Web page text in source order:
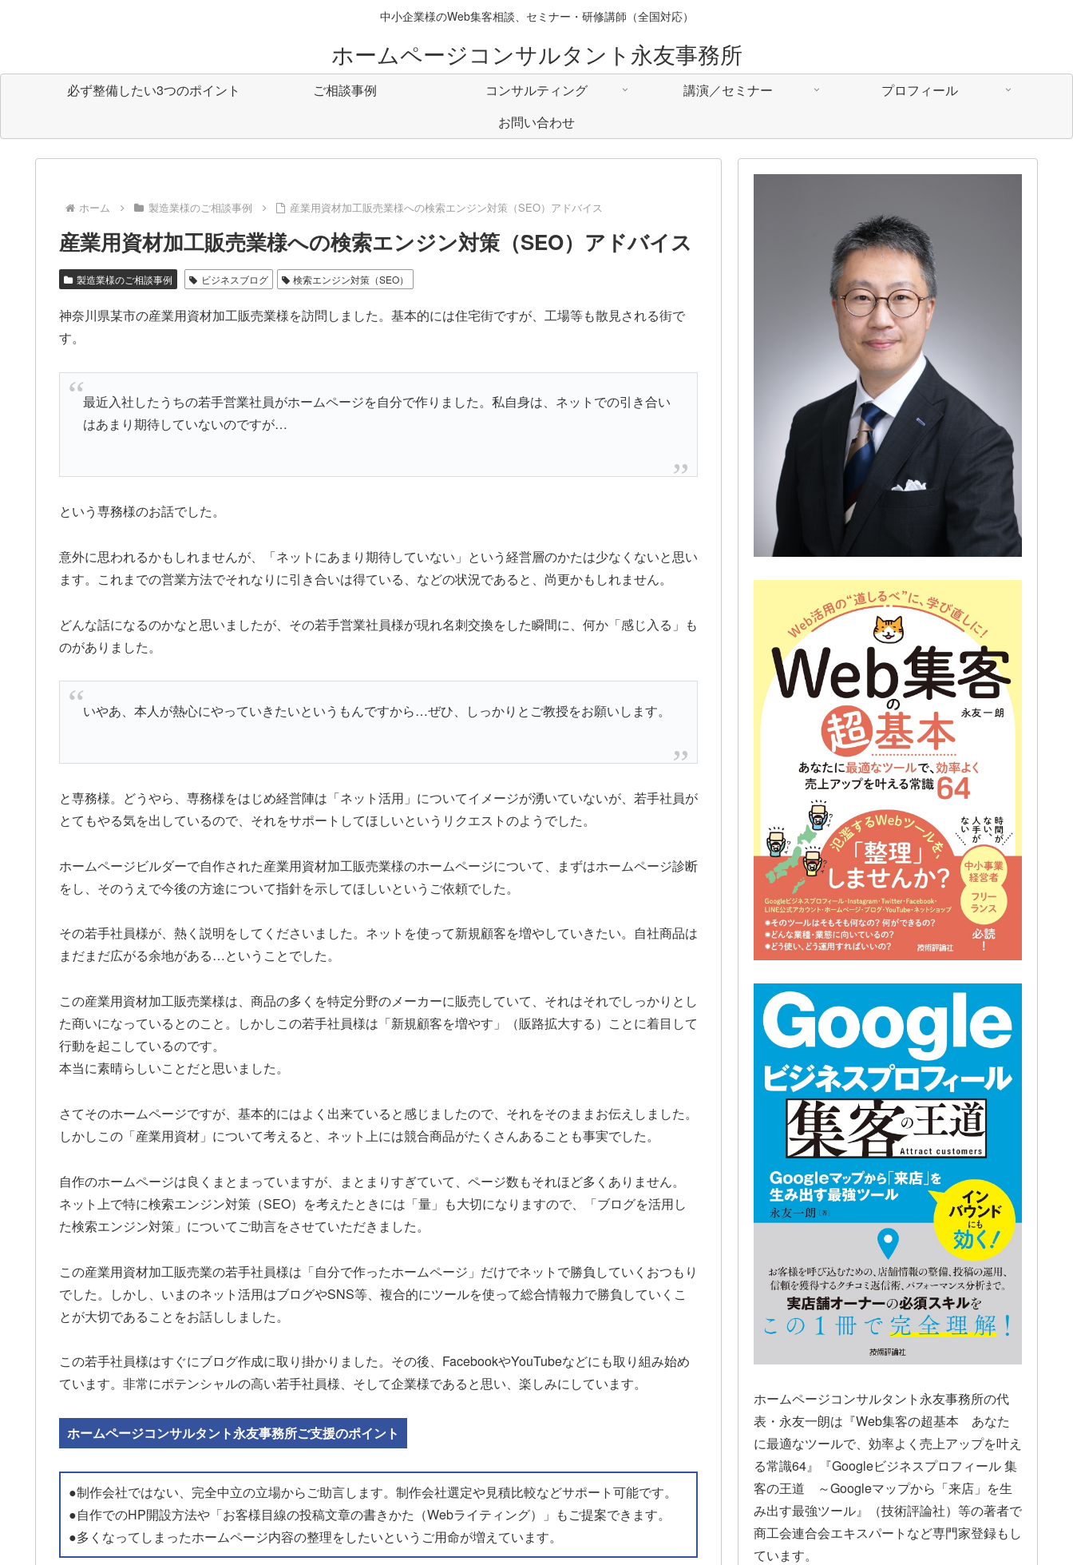
中小企業様のWeb集客相談、セミナー・研修講師（全国対応）
ホームページコンサルタント永友事務所
必ず整備したい3つのポイント ご相談事例 コンサルティング 講演／セミナー
プロフィール
お問い合わせ
ホーム 製造業様のご相談事例 産業用資材加工販売業様への検索エンジン対策（SEO）アドバイス
産業用資材加工販売業様への検索エンジン対策（SEO）アドバイス
製造業様のご相談事例 ビジネスブログ 検索エンジン対策（SEO）
神奈川県某市の産業用資材加工販売業様を訪問しました。基本的には住宅街ですが、工場等も散見される街で
す。
最近入社したうちの若手営業社員がホームページを自分で作りました。私自身は、ネットでの引き合い
はあまり期待していないのですが…
という専務様のお話でした。
意外に思われるかもしれませんが、「ネットにあまり期待していない」という経営層のかたは少なくないと思い
ます。これまでの営業方法でそれなりに引き合いは得ている、などの状況であると、尚更かもしれません。
どんな話になるのかなと思いましたが、その若手営業社員様が現れ名刺交換をした瞬間に、何か「感じ入る」も
のがありました。
いやあ、本人が熱心にやっていきたいというもんですから…ぜひ、しっかりとご教授をお願いします。
と専務様。どうやら、専務様をはじめ経営陣は「ネット活用」についてイメージが湧いていないが、若手社員が
とてもやる気を出しているので、それをサポートしてほしいというリクエストのようでした。
ホームページビルダーで自作された産業用資材加工販売業様のホームページについて、まずはホームページ診断
をし、そのうえで今後の方途について指針を示してほしいというご依頼でした。
その若手社員様が、熱く説明をしてくださいました。ネットを使って新規顧客を増やしていきたい。自社商品は
まだまだ広がる余地がある…ということでした。
この産業用資材加工販売業様は、商品の多くを特定分野のメーカーに販売していて、それはそれでしっかりとし
た商いになっているとのこと。しかしこの若手社員様は「新規顧客を増やす」（販路拡大する）ことに着目して
行動を起こしているのです。
本当に素晴らしいことだと思いました。
さてそのホームページですが、基本的にはよく出来ていると感じましたので、それをそのままお伝えしました。
しかしこの「産業用資材」について考えると、ネット上には競合商品がたくさんあることも事実でした。
自作のホームページは良くまとまっていますが、まとまりすぎていて、ページ数もそれほど多くありません。
ネット上で特に検索エンジン対策（SEO）を考えたときには「量」も大切になりますので、「ブログを活用し
た検索エンジン対策」についてご助言をさせていただきました。
この産業用資材加工販売業の若手社員様は「自分で作ったホームページ」だけでネットで勝負していくおつもり
でした。しかし、いまのネット活用はブログやSNS等、複合的にツールを使って総合情報力で勝負していくこ
とが大切であることをお話ししました。
この若手社員様はすぐにブログ作成に取り掛かりました。その後、FacebookやYouTubeなどにも取り組み始め
ています。非常にポテンシャルの高い若手社員様、そして企業様であると思い、楽しみにしています。
ホームページコンサルタント永友事務所ご支援のポイント
●制作会社ではない、完全中立の立場からご助言します。制作会社選定や見積比較などサポート可能です。
●自作でのHP開設方法や「お客様目線の投稿文章の書きかた（Webライティング）」もご提案できます。
●多くなってしまったホームページ内容の整理をしたいというご用命が増えています。
ホームページコンサルタント永友事務所の代
表・永友一朗は『Web集客の超基本 あなた
に最適なツールで、効率よく売上アップを叶え
る常識64』『Googleビジネスプロフィール 集
客の王道 ～Googleマップから「来店」を生
み出す最強ツール』（技術評論社）等の著者で
商工会連合会エキスパートなど専門家登録もし
ています。